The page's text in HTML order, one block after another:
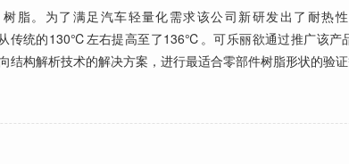
。为了满足汽车轻量化需求该公司新研发出了耐热性
从传统的130℃左右提高至了136℃。可乐丽欲通过推广该产
结构解析技术的解决方案，进行最适合零部件树脂形状的验